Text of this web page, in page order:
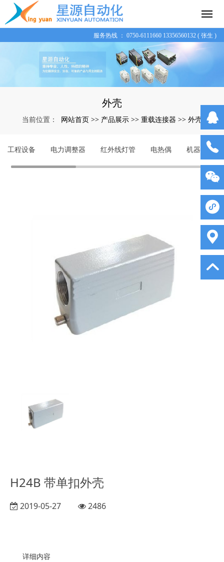
服务热线 ： 0750-6111660 13356560132 ( 张生 )
外壳
当前位置： 网站首页 >> 产品展示 >> 重载连接器 >> 外壳
工程设备 电力调整器 红外线灯管 电热偶 机器人
H24B 带单扣外壳
2019-05-27 2486
详细内容